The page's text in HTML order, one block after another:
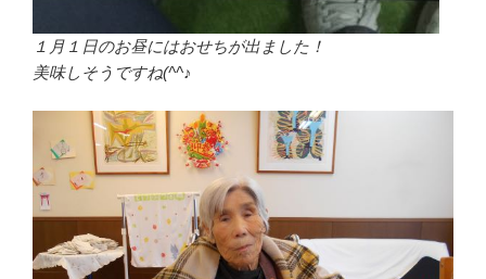
１月１日のお昼にはおせちが出ました！
美味しそうですね(^^♪